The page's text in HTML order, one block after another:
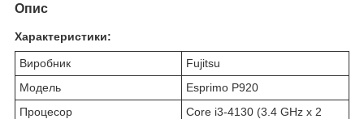
Опис
Характеристики:
Виробник
Fujitsu
Модель
Esprimo P920
Процесор
Core i3-4130 (3.4 GHz x 2